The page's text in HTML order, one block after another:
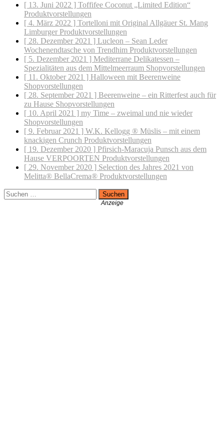
[ 13. Juni 2022 ] Toffifee Coconut „Limited Edition“
Produktvorstellungen
[ 4. März 2022 ] Tortelloni mit Original Allgäuer St. Mang
Limburger Produktvorstellungen
[ 28. Dezember 2021 ] Lucleon – Sean Leder
Wochenendtasche von Trendhim Produktvorstellungen
[ 5. Dezember 2021 ] Mediterrane Delikatessen –
Spezialitäten aus dem Mittelmeerraum Shopvorstellungen
[ 11. Oktober 2021 ] Halloween mit Beerenweine
Shopvorstellungen
[ 28. September 2021 ] Beerenweine – ein Ritterfest auch für
zu Hause Shopvorstellungen
[ 10. April 2021 ] my Time – zweimal und nie wieder
Shopvorstellungen
[ 9. Februar 2021 ] W.K. Kellogg ® Müslis – mit einem
knackigen Crunch Produktvorstellungen
[ 19. Dezember 2020 ] Pfirsich-Maracuja Punsch aus dem
Hause VERPOORTEN Produktvorstellungen
[ 29. November 2020 ] Selection des Jahres 2021 von
Melitta® BellaCrema® Produktvorstellungen
Suchen
nach: